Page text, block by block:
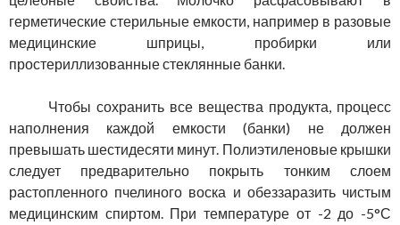
герметические стерильные емкости, например в разовые
медицинские шприцы, пробирки или
простериллизованные стеклянные банки.
Чтобы сохранить все вещества продукта, процесс
наполнения каждой емкости (банки) не должен
превышать шестидесяти минут. Полиэтиленовые крышки
следует предварительно покрыть тонким слоем
растопленного пчелиного воска и обеззаразить чистым
медицинским спиртом. При температуре от -2 до -5°С